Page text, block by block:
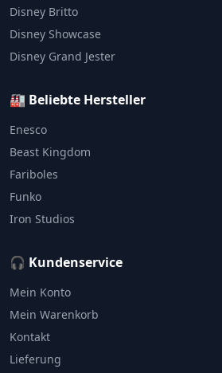
Disney Britto
Disney Showcase
Disney Grand Jester
🏭 Beliebte Hersteller
Enesco
Beast Kingdom
Fariboles
Funko
Iron Studios
🎧 Kundenservice
Mein Konto
Mein Warenkorb
Kontakt
Lieferung